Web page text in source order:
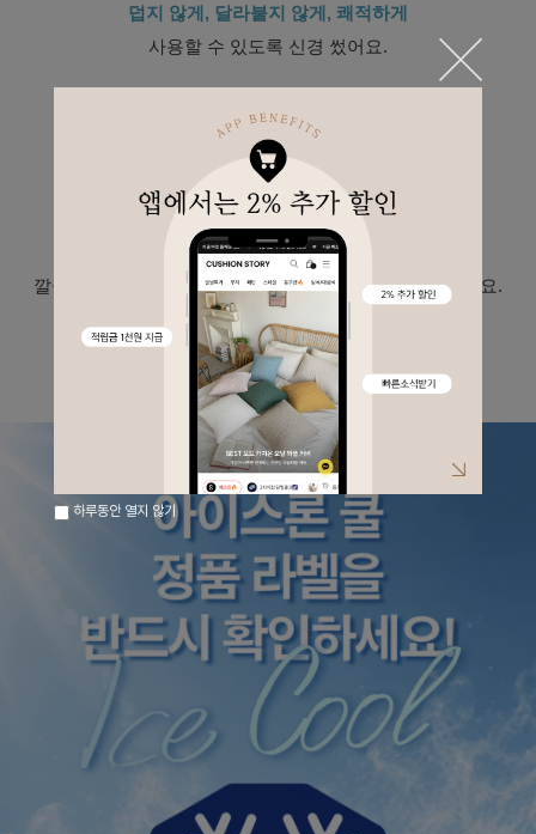
덥지 않게, 달라붙지 않게, 쾌적하게
사용할 수 있도록 신경 썼어요.
아침까지 단정하게 사용할 수 있고,
매트리스에 간편하게 씌울 수 있어 실용적입니다.
SS, Q 사이즈 구성
으로
다양한 침대에 맞게 선택 가능하며,
깔끔한 무드로 여름철 침구 교체용으로도 부담 없이 좋아요.
올여름 침구는 복잡하지 않게,
시원함은 확실하게준비해보세요.
하루동안 열지 않기